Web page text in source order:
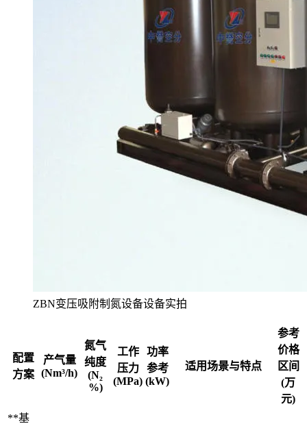
ZBN变压吸附制氮设备设备实拍
配置
方案
产气量
(Nm³/h)
氮气
纯度
(N₂
%)
工作
压力
(MPa)
功率
参考
(kW)
适用场景与特点
参考
价格
区间
(万
元)
**基